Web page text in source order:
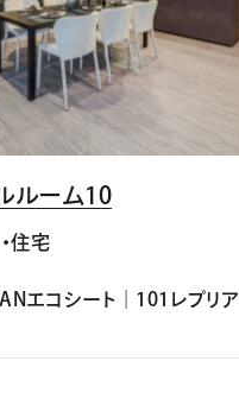
ルーム10
住宅
エコシート 101レプリア